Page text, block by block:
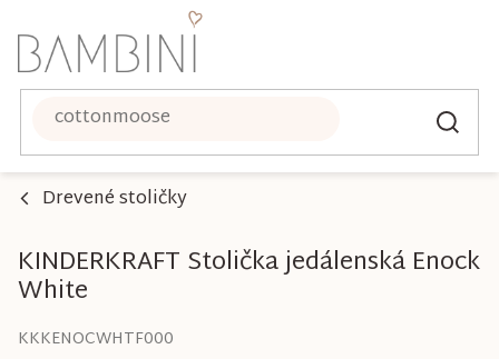
na
obsah
Drevené stoličky
KINDERKRAFT Stolička jedálenská Enock
White
KKKENOCWHTF000